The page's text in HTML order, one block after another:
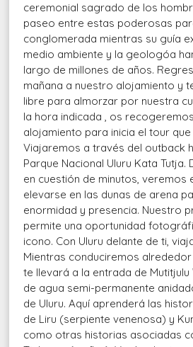
ceremonial sagrado de los
paseo entre estas poderosas
conglomerada mientras su guía
medio ambiente y la geologóa
largo de millones de años.
mañana a nuestro alojamiento y
libre para almorzar por nuestra
la hora indicada , os
alojamiento para inicia el tour que
Viajaremos a través del outback
Parque Nacional Uluru Kata Tutja.
en cuestión de minutos, veremos
elevarse en las dunas de arena
enormidad y presencia. Nuestro
permite una oportunidad
icono. Con Uluru delante de ti,
Mientras conduciremos
te llevará a la entrada de
de agua semi-permanente
de Uluru. Aquí aprenderá las
de Liru (serpiente venenosa) y
como otras historias asociadas